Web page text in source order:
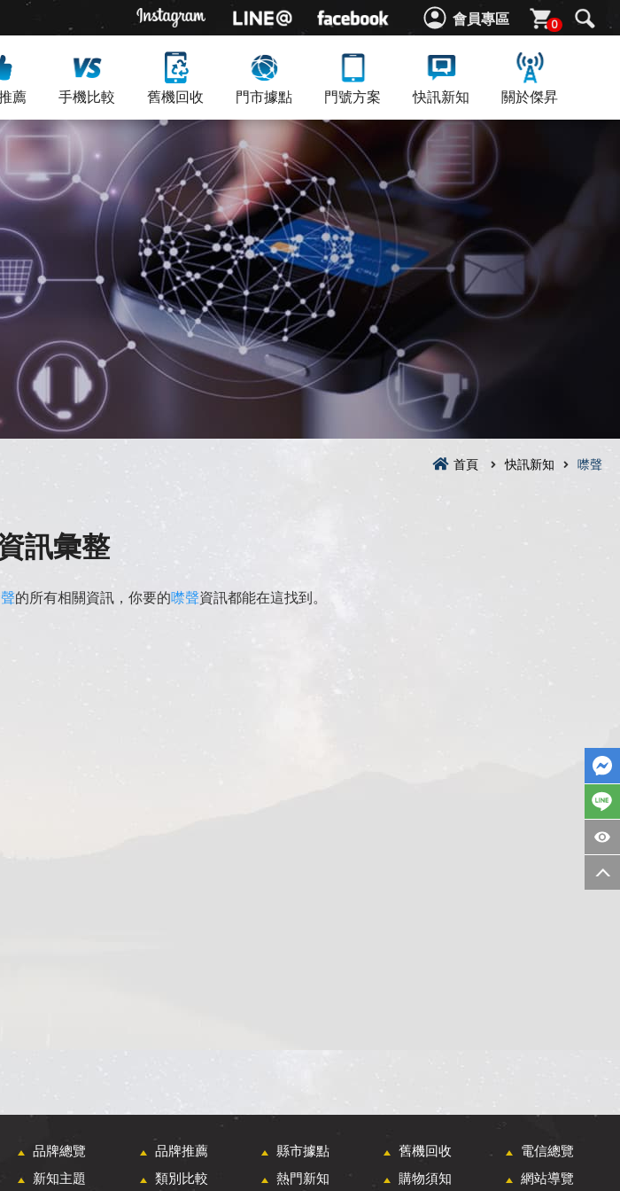
會員專區 0
薦 手機比較 舊機回收 門市據點 門號方案 快訊新知 關於傑昇
首頁 快訊新知 噤聲
訊彙整
的所有相關資訊，你要的噤聲資訊都能在這找到。
品牌總覽 品牌推薦 縣市據點 舊機回收
電信總覽
新知主題
類別比較 熱門新知 購物須知 網站導覽